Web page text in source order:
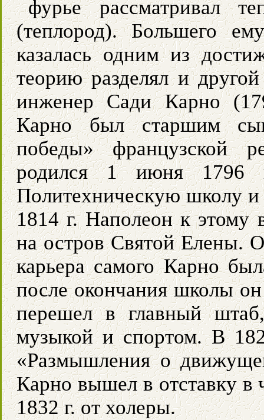
фурье рассматривал
(теплород). Большего
казалась одним из
теорию разделял и
инженер Сади Карно
Карно был старшим
победы» французской
родился 1 июня
Политехническую школу
1814 г. Наполеон к этому
на остров Святой Елены.
карьера самого Карно
после окончания школы
перешел в главный
музыкой и спортом. В
«Размышления о
Карно вышел в отставку в
1832 г. от холеры.